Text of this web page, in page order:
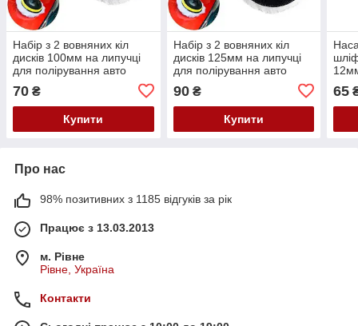
Набір з 2 вовняних кіл
дисків 100мм на липучці
для полірування авто
70 ₴
Купити
Набір з 2 вовняних кіл
дисків 125мм на липучці
для полірування авто
90₴
Купити
65
Про нас
98% позитивних з 1185 відгуків за рік
Працює з 13.03.2013
м. Рівне
Рівне, Україна
Контакти